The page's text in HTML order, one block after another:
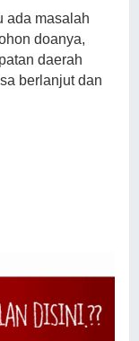
ada masalah
doanya,
daerah
berlanjut dan